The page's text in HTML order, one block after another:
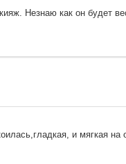
Незнаю как он будет
и мягкая на